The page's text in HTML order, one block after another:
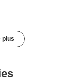
plus